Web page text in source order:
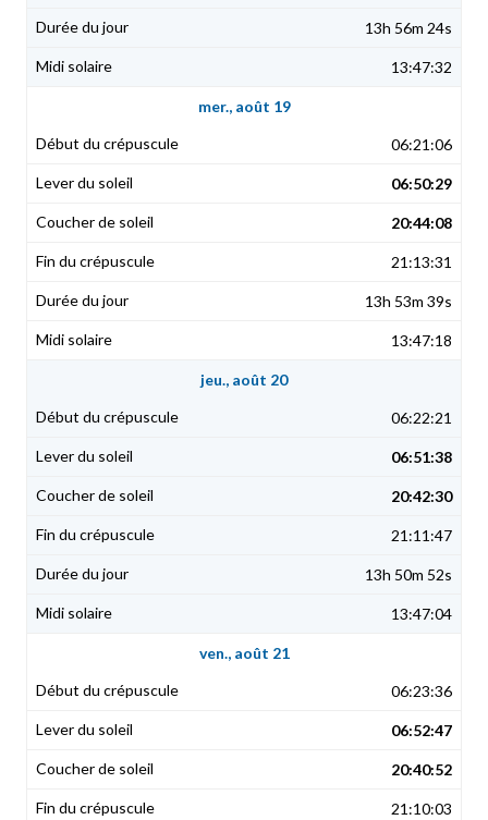
13h 56m 24s
13:47:32
mer., août 19
06:21:06
06:50:29
20:44:08
21:13:31
13h 53m 39s
13:47:18
jeu., août 20
06:22:21
06:51:38
20:42:30
21:11:47
13h 50m 52s
13:47:04
ven., août 21
06:23:36
06:52:47
20:40:52
21:10:03